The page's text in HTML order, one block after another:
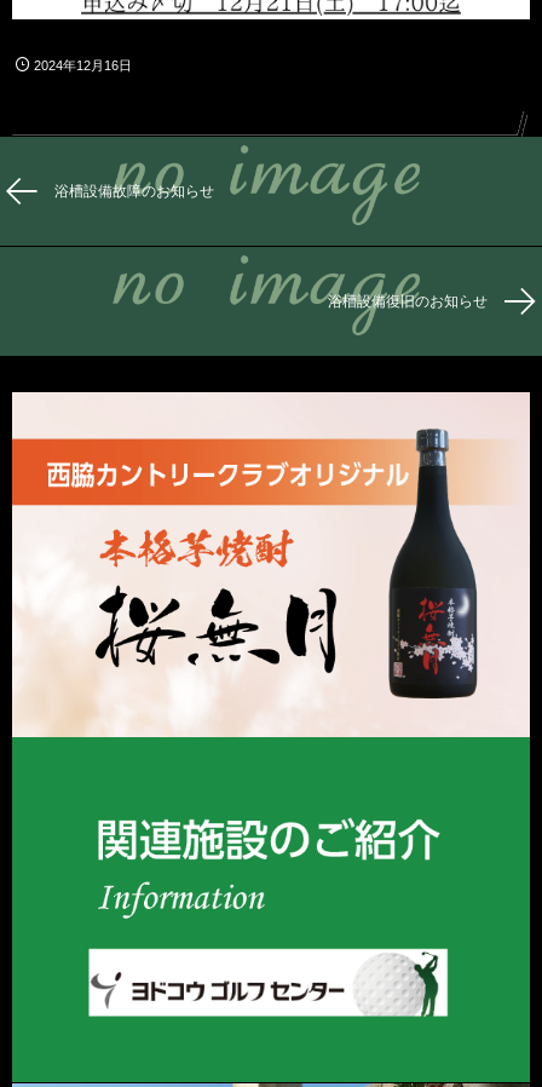
2024年12月16日
浴槽設備故障のお知らせ
浴槽設備復旧のお知らせ